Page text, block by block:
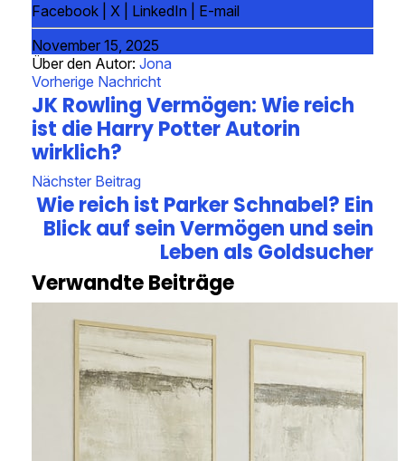
Facebook| X LinkedIn| E-mail
November 15, 2025
Über den Autor: Jona
Vorherige Nachricht
JK Rowling Vermögen: Wie reich
ist die Harry Potter Autorin
wirklich?
Nächster Beitrag
Wie reich ist Parker Schnabel? Ein
Blick auf sein Vermögen und sein
Leben als Goldsucher
Verwandte Beiträge